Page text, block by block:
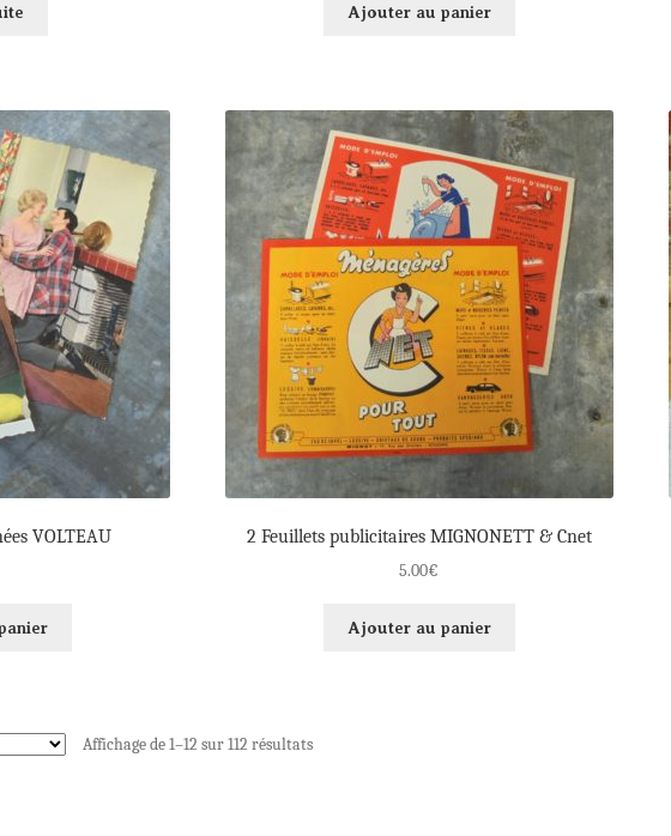
Ajouter au panier
VOLTEAU 2 Feuillets publicitaires MIGNONETT & Cnet
5.00€
Ajouter au panier
Affichage de 1–12 sur 112 résultats